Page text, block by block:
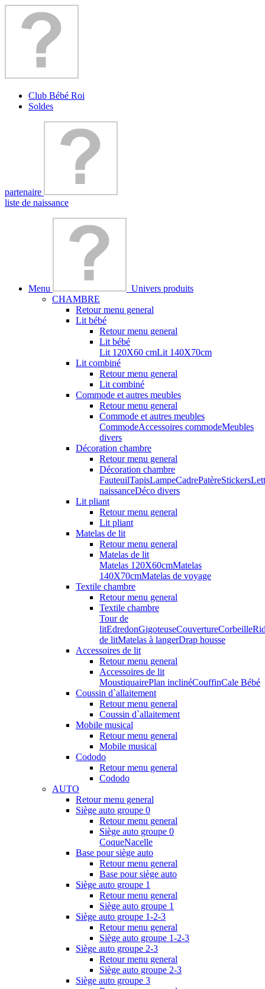
Club Bébé Roi
Soldes
partenaire
liste de naissance
Menu
Univers produits
CHAMBRE
Retour menu general
Lit bébé
Retour menu general
Lit bébé
Lit 120X60 cmLit 140X70cm
Lit combiné
Retour menu general
Lit combiné
Commode et autres meubles
Retour menu general
Commode et autres meubles
CommodeAccessoires commodeMeubles
divers
Décoration chambre
Retour menu general
Décoration chambre
FauteuilTapisLampeCadrePatèreStickers
naissanceDéco divers
Lit pliant
Retour menu general
Lit pliant
Matelas de lit
Retour menu general
Matelas de lit
Matelas 120X60cmMatelas
140X70cmMatelas de voyage
Textile chambre
Retour menu general
Textile chambre
Tour de
litEdredonGigoteuseCouvertureCorbeille
de litMatelas à langerDrap housse
Accessoires de lit
Retour menu general
Accessoires de lit
MoustiquairePlan inclinéCouffinCale Bébé
Coussin d`allaitement
Retour menu general
Coussin d`allaitement
Mobile musical
Retour menu general
Mobile musical
Cododo
Retour menu general
Cododo
AUTO
Retour menu general
Siège auto groupe 0
Retour menu general
Siège auto groupe 0
CoqueNacelle
Base pour siège auto
Retour menu general
Base pour siège auto
Siège auto groupe 1
Retour menu general
Siège auto groupe 1
Siège auto groupe 1-2-3
Retour menu general
Siège auto groupe 1-2-3
Siège auto groupe 2-3
Retour menu general
Siège auto groupe 2-3
Siège auto groupe 3